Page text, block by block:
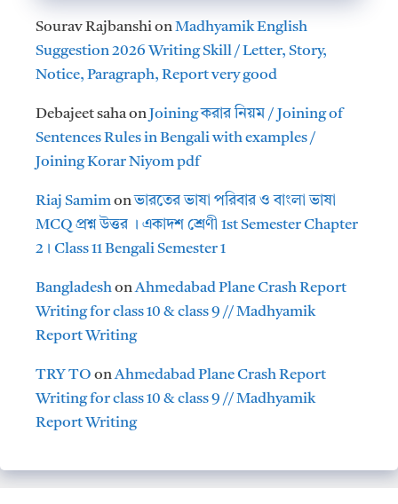
Sourav RajbanshionMadhyamik English
Suggestion 2026 Writing Skill / Letter, Story,
Notice, Paragraph, Report very good
Debajeet sahaonJoining করার নিয়ম / Joining of
Sentences Rules in Bengali with examples /
Joining Korar Niyom pdf
Riaj Samimonভারতের ভাষা পরিবার ও বাংলা ভাষা
MCQ প্রশ্ন উত্তর । একাদশ শ্রেণী 1st Semester Chapter
2। Class 11 Bengali Semester 1
BangladeshonAhmedabad Plane Crash Report
Writing for class 10 & class 9 // Madhyamik
Report Writing
TRY TO onAhmedabad Plane Crash Report
Writing for class 10 & class 9 // Madhyamik
Report Writing